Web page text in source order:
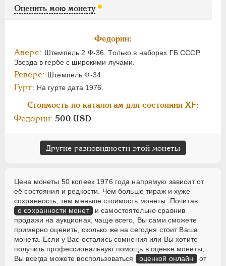
Оценить мою монету
Федорин:
Аверс: Штемпель 2 Ф-36. Только в наборах ГБ СССР.
Звезда в гербе с широкими лучами.
Реверс: Штемпель Ф-34.
Гурт: На гурте дата 1976.
Стоимость по каталогам для состояния XF:
Федорин: 500 USD
Другие разновидности этой монеты
Цена монеты 50 копеек 1976 года напрямую зависит от
её состояния и редкости. Чем больше тираж и хуже
сохранность, тем меньше стоимость монеты. Почитав
о сохранности монет и самостоятельно сравнив
продажи на аукционах, чаще всего, Вы сами сможете
примерно оценить, сколько же на сегодня стоит Ваша
монета. Если у Вас остались сомнения или Вы хотите
получить профессиональную помощь в оценке монеты,
Вы всегда можете воспользоваться
оценкой онлайн от